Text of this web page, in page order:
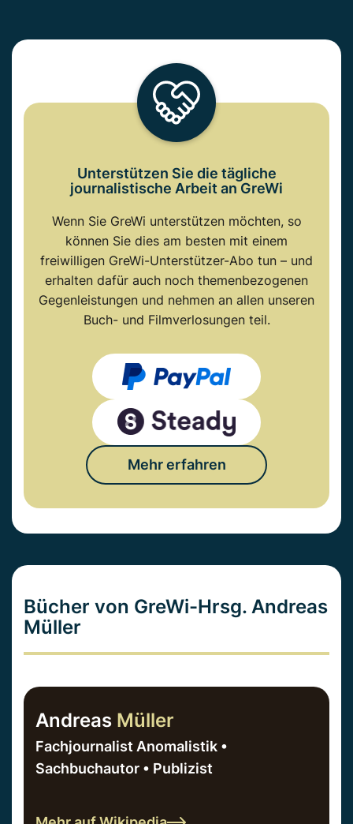
Unterstützen Sie die tägliche
journalistische Arbeit an GreWi
Wenn Sie GreWi unterstützen möchten, so
können Sie dies am besten mit einem
freiwilligen GreWi-Unterstützer-Abo tun – und
erhalten dafür auch noch themenbezogenen
Gegenleistungen und nehmen an allen unseren
Buch- und Filmverlosungen teil.
Mehr erfahren
Bücher von GreWi-Hrsg. Andreas
Müller
Andreas Müller
Fachjournalist Anomalistik •
Sachbuchautor • Publizist